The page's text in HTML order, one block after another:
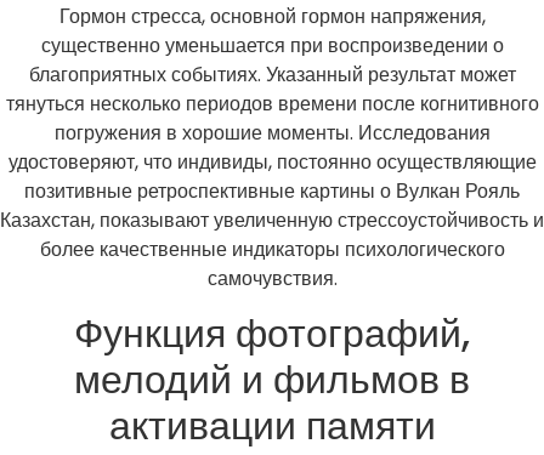
Гормон стресса, основной гормон напряжения,
существенно уменьшается при воспроизведении о
благоприятных событиях. Указанный результат может
тянуться несколько периодов времени после когнитивного
погружения в хорошие моменты. Исследования
удостоверяют, что индивиды, постоянно осуществляющие
позитивные ретроспективные картины о Вулкан Рояль
Казахстан, показывают увеличенную стрессоустойчивость и
более качественные индикаторы психологического
самочувствия.
Функция фотографий,
мелодий и фильмов в
активации памяти